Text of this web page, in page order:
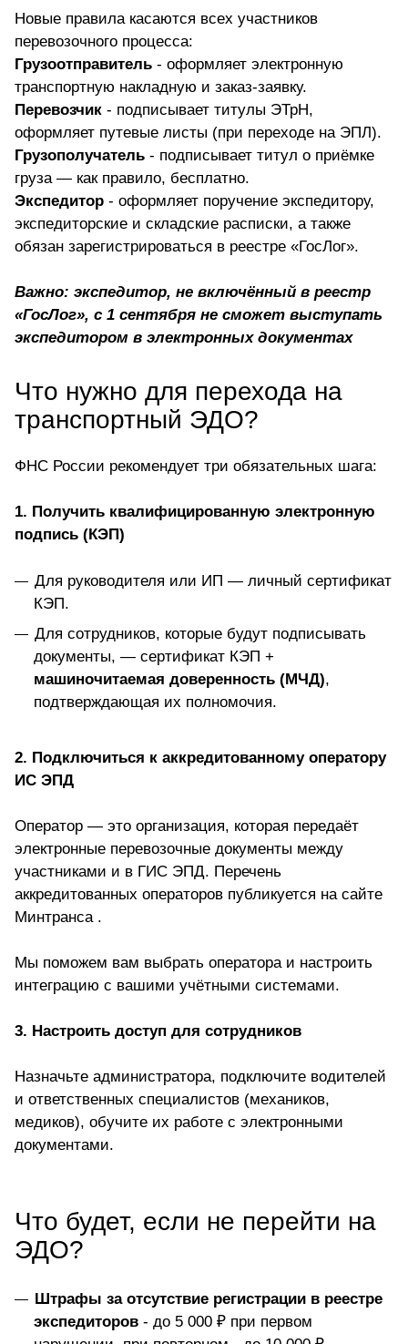
Новые правила касаются всех участников
перевозочного процесса:
Грузоотправитель - оформляет электронную
транспортную накладную и заказ-заявку.
Перевозчик - подписывает титулы ЭТрН,
оформляет путевые листы (при переходе на ЭПЛ).
Грузополучатель - подписывает титул о приёмке
груза — как правило, бесплатно.
Экспедитор - оформляет поручение экспедитору,
экспедиторские и складские расписки, а также
обязан зарегистрироваться в реестре «ГосЛог».
Важно: экспедитор, не включённый в реестр
«ГосЛог», с 1 сентября не сможет выступать
экспедитором в электронных документах
Что нужно для перехода на
транспортный ЭДО?
ФНС России рекомендует три обязательных шага:
1. Получить квалифицированную электронную
подпись (КЭП)
Для руководителя или ИП — личный сертификат
КЭП.
Для сотрудников, которые будут подписывать
документы, — сертификат КЭП +
машиночитаемая доверенность (МЧД),
подтверждающая их полномочия.
2. Подключиться к аккредитованному оператору
ИС ЭПД
Оператор — это организация, которая передаёт
электронные перевозочные документы между
участниками и в ГИС ЭПД. Перечень
аккредитованных операторов публикуется на сайте
Минтранса .
Мы поможем вам выбрать оператора и настроить
интеграцию с вашими учётными системами.
3. Настроить доступ для сотрудников
Назначьте администратора, подключите водителей
и ответственных специалистов (механиков,
медиков), обучите их работе с электронными
документами.
Что будет, если не перейти на
ЭДО?
Штрафы за отсутствие регистрации в реестре
экспедиторов - до 5 000 ₽ при первом